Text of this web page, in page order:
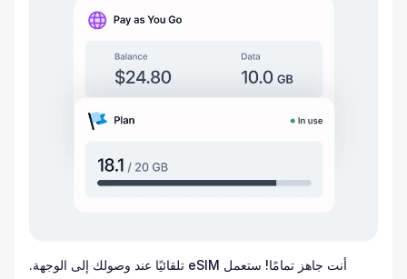
أنت جاهز تمامًا! ستعمل eSIM تلقائيًا عند وصولك إلى الوجهة.